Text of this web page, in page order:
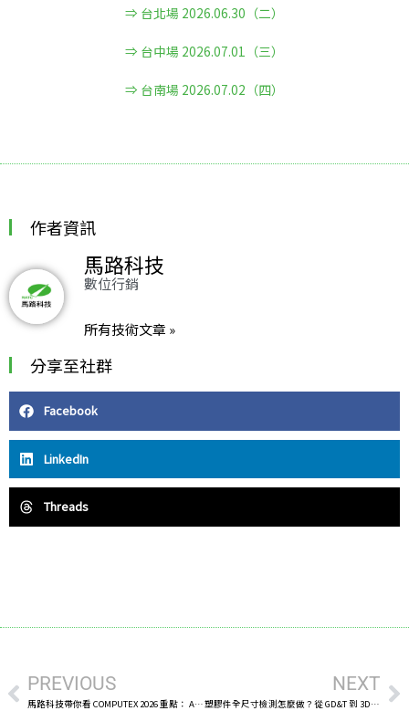
⇒ 台北場 2026.06.30（二）
⇒ 台中場 2026.07.01（三）
⇒ 台南場 2026.07.02（四）
作者資訊
馬路科技
數位行銷
所有技術文章 »
分享至社群
Facebook
LinkedIn
Threads
上一頁
PREVIOUS
馬路科技帶你看 COMPUTEX 2026 重點： AI 硬體背後的量測與工程趨勢
NEXT
塑膠件全尺寸檢測怎麼做？從 GD&T 到 3D 掃描建立量產品質判斷基準